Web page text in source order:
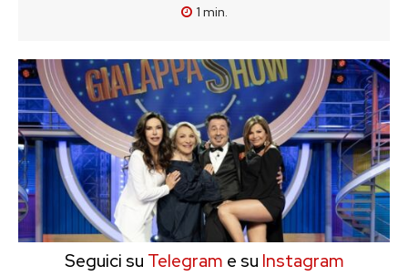
1 min.
Seguici su Telegram e su Instagram